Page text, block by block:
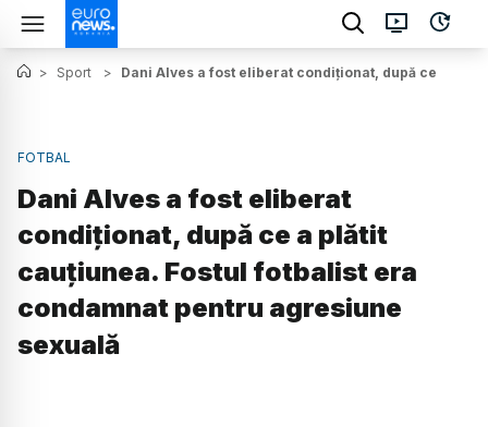
> Sport > Dani Alves a fost eliberat condiționat, după ce a
FOTBAL
Dani Alves a fost eliberat
condiționat, după ce a plătit
cauțiunea. Fostul fotbalist era
condamnat pentru agresiune
sexuală